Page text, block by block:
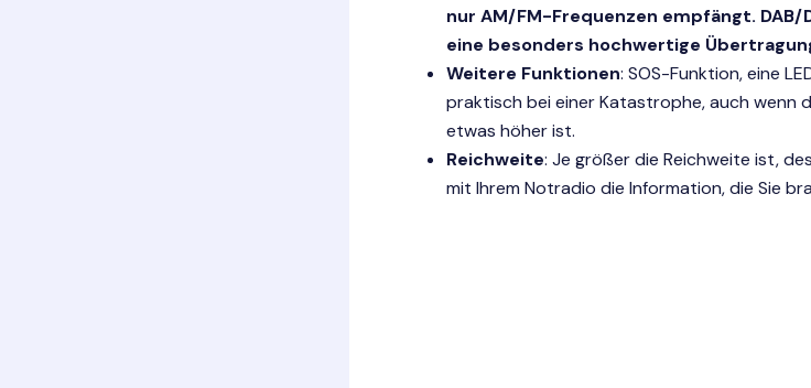
nur AM/FM-Frequenzen empfängt.
eine besonders hochwertige
Weitere Funktionen: SOS-Funktion, eine
praktisch bei einer Katastrophe, auch wenn
etwas höher ist.
Reichweite: Je größer die Reichweite ist,
mit Ihrem Notradio die Information, die Sie